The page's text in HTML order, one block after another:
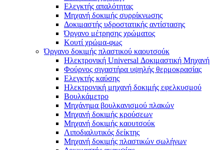
Ελεγκτής απαλότητας
Μηχανή δοκιμής συρρίκνωσης
Δοκιμαστής υδροστατικής αντίστασης
Όργανο μέτρησης χρώματος
Κουτί χρώμα-φως
Όργανο δοκιμής πλαστικού καουτσούκ
Ηλεκτρονική Universal Δοκιμαστική Μηχανή
Φούρνος σιγαστήρα υψηλής θερμοκρασίας
Ελεγκτής καύσης
Ηλεκτρονική μηχανή δοκιμής εφελκυσμού
Βουλκάμετρο
Μηχάνημα βουλκανισμού πλακών
Μηχανή δοκιμής κρούσεων
Μηχανή δοκιμής καουτσούκ
Λιποδιαλυτικός δείκτης
Μηχανή δοκιμής πλαστικών σωλήνων